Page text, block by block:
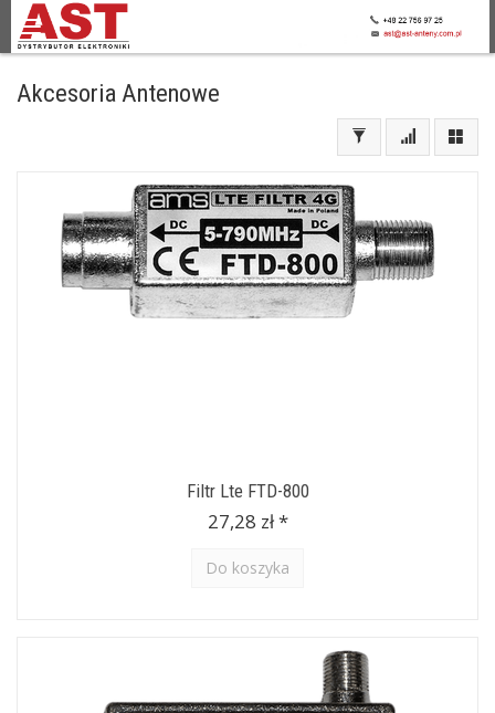
Akcesoria Antenowe
Filtr Lte FTD-800
27,28 zł *
Do koszyka